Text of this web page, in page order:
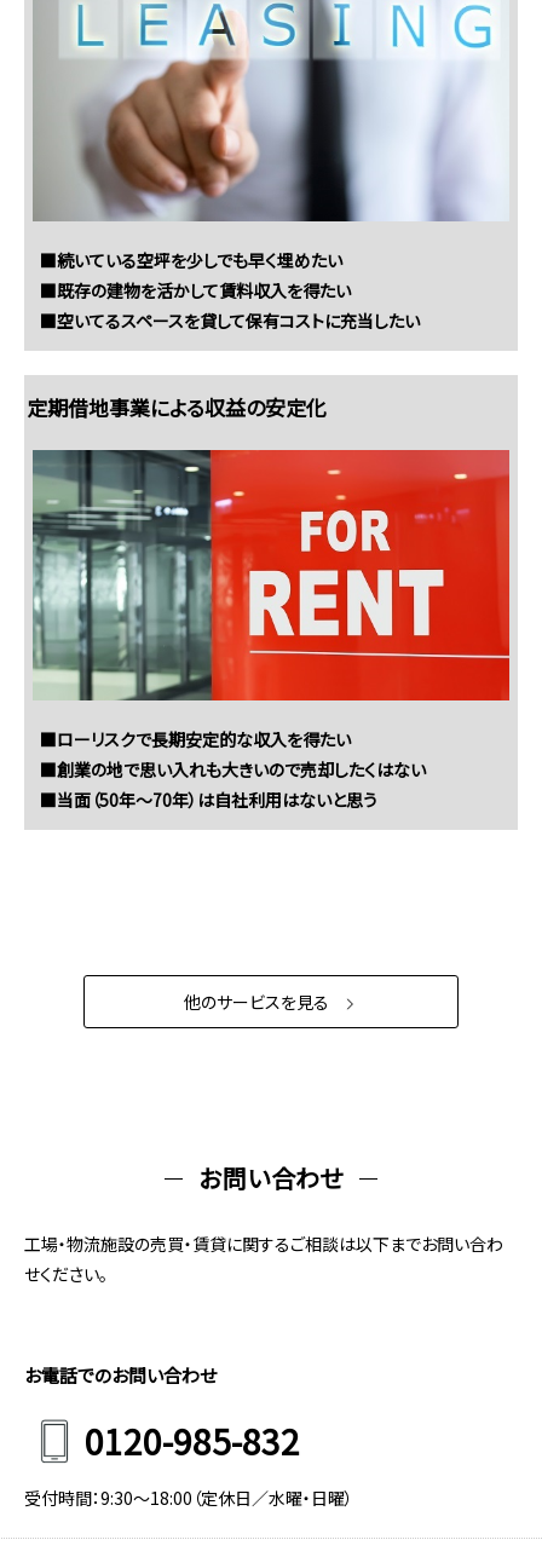
■続いている空坪を少しでも早く埋めたい
■既存の建物を活かして賃料収入を得たい
■空いてるスペースを貸して保有コストに充当したい
定期借地事業による収益の安定化
■ローリスクで長期安定的な収入を得たい
■創業の地で思い入れも大きいので売却したくはない
■当面（50年～70年）は自社利用はないと思う
他のサービスを見る
お問い合わせ
工場・物流施設の売買・賃貸に関するご相談は以下までお問い合わ
せください。
お電話でのお問い合わせ
0120-985-832
受付時間：9:30～18:00（定休日／水曜・日曜）